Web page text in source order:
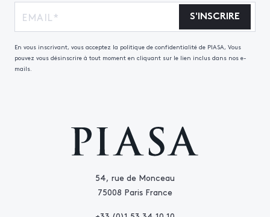
54, rue de Monceau
75008 Paris France
S'INSCRIRE
En vous inscrivant, vous acceptez la politique de confidentialité de PIASA, Vous
pouvez vous désinscrire à tout moment en cliquant sur le lien inclus dans nos e-
mails.